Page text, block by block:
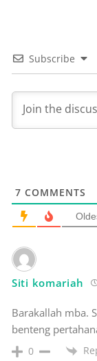
Subscribe
7 COMMENTS
Siti komariah
Barakallah mba.
benteng
0